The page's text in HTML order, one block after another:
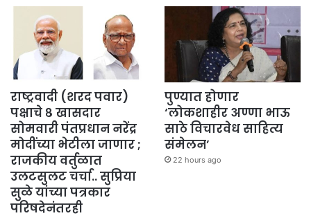
राष्ट्रवादी (शरद पवार)
पक्षाचे ८ खासदार
सोमवारी पंतप्रधान नरेंद्र
मोदींच्या भेटीला जाणार ;
राजकीय वर्तुळात
उलटसुलट चर्चा.. सुप्रिया
सुळे यांच्या पत्रकार
परिषदेनंतरही
पुण्यात होणार
‘लोकशाहीर अण्णा भाऊ
साठे विचारवेध साहित्य
संमेलन’
22 hours ago